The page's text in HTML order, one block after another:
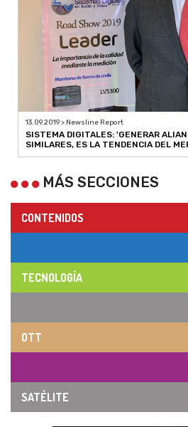
13.09.2019 > Newsline Report
SISTEMA DIGITALES: 'GENERAR
SIMILARES, ES LA TENDENCIA DEL
MÁS SECCIONES
CONTENIDOS
TECNOLOGÍA
OTT
SATÉLITE